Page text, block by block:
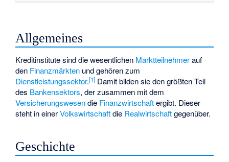
Allgemeines
Kreditinstitute sind die wesentlichen Marktteilnehmerauf
den Finanzmärkten und gehören zum
Dienstleistungssektor.[1] Damit bilden sie den größten Teil
des Bankensektors, der zusammen mit dem
Versicherungswesendie Finanzwirtschaftergibt. Dieser
steht in einerVolkswirtschaftdie Realwirtschaftgegenüber.
Geschichte